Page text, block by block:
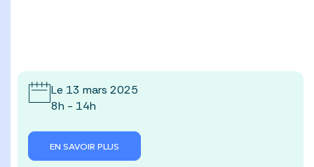
Le 13 mars 2025
8h - 14h
EN SAVOIR PLUS